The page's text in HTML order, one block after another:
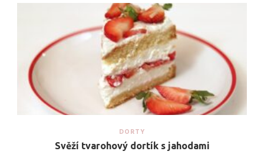
DORTY
Svěží tvarohový dortík s jahodami